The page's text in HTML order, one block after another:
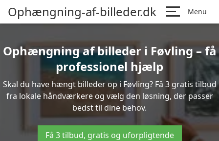
Ophængning-af-billeder.dk Menu
Ophængning af billeder i Føvling – få
professionel hjælp
Skal du have hængt billeder op i Føvling? Få 3 gratis tilbud
fra lokale håndværkere og vælg den løsning, der passer
bedst til dine behov.
Få 3 tilbud, gratis og uforpligtende